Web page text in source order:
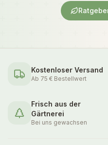
Kostenloser Versand
Ab 75 € Bestellwert
Frisch aus der
Gärtnerei
Bei uns gewachsen